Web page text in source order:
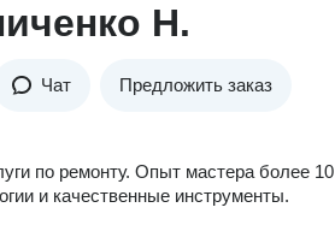
Н.
Чат Предложить заказ
по ремонту. Опыт мастера более 10
и качественные инструменты.